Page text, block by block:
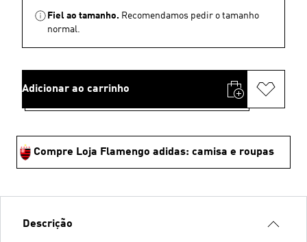
Fiel ao tamanho. Recomendamos pedir o tamanho
normal.
Adicionar ao carrinho
Compre Loja Flamengo adidas: camisa e roupas
Descrição